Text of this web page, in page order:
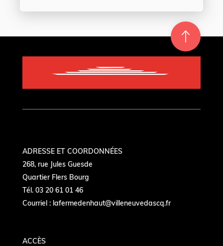
Re
m
on
e
en hau
ADRESSE ET COORDONNÉES
268, rue Jules Guesde
Quartier Flers Bourg
Tél. 03 20 61 01 46
Courriel : lafermedenhaut@villeneuvedascq.fr
ACCÈS